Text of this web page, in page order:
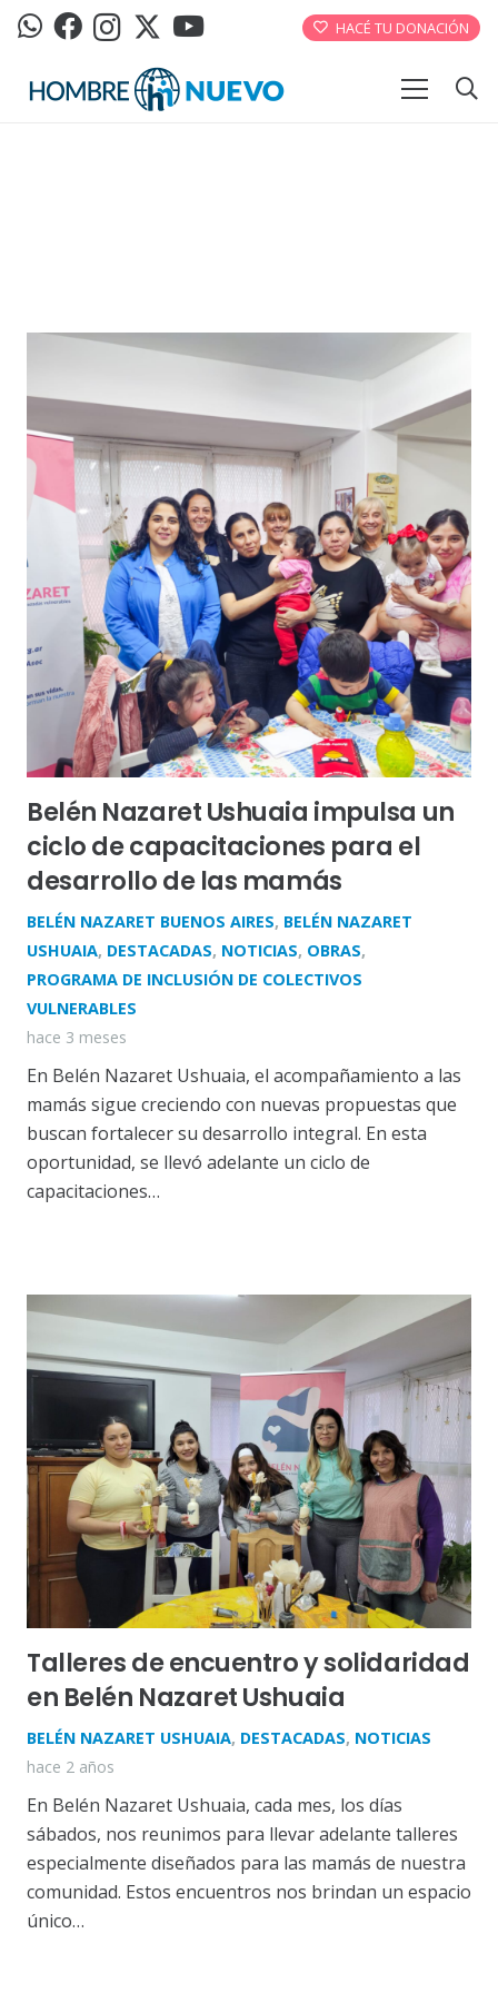
HACÉ TU DONACIÓN
Belén Nazaret Ushuaia impulsa un
ciclo de capacitaciones para el
desarrollo de las mamás
BELÉN NAZARET BUENOS AIRES, BELÉN NAZARET
USHUAIA, DESTACADAS, NOTICIAS, OBRAS,
PROGRAMA DE INCLUSIÓN DE COLECTIVOS
VULNERABLES
hace 3 meses
En Belén Nazaret Ushuaia, el acompañamiento a las
mamás sigue creciendo con nuevas propuestas que
buscan fortalecer su desarrollo integral. En esta
oportunidad, se llevó adelante un ciclo de
capacitaciones…
Talleres de encuentro y solidaridad
en Belén Nazaret Ushuaia
BELÉN NAZARET USHUAIA, DESTACADAS, NOTICIAS
hace 2 años
En Belén Nazaret Ushuaia, cada mes, los días
sábados, nos reunimos para llevar adelante talleres
especialmente diseñados para las mamás de nuestra
comunidad. Estos encuentros nos brindan un espacio
único…